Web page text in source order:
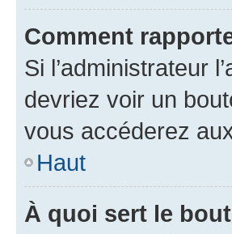
Comment
Si l’administrateur
devriez voir un
vous accéderez
Haut
À quoi sert le